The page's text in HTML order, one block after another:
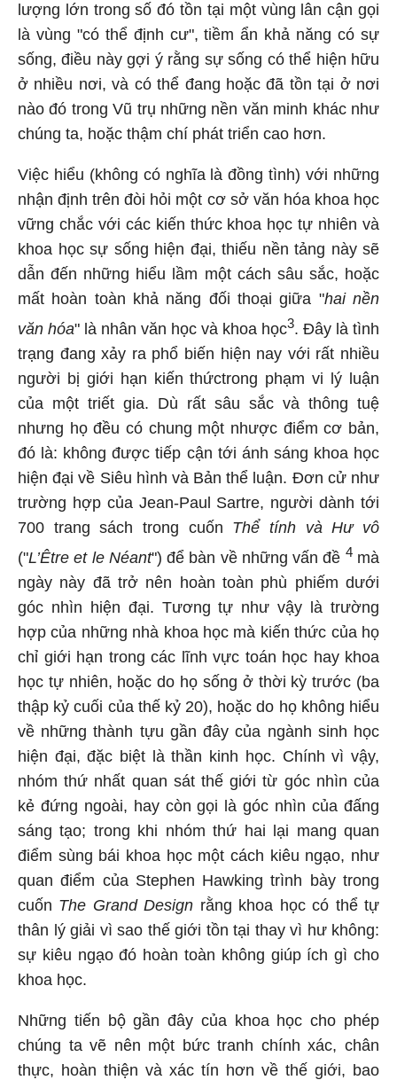
lượng lớn trong số đó tồn tại một vùng lân cận gọi
là vùng "có thể định cư", tiềm ẩn khả năng có sự
sống, điều này gợi ý rằng sự sống có thể hiện hữu
ở nhiều nơi, và có thể đang hoặc đã tồn tại ở nơi
nào đó trong Vũ trụ những nền văn minh khác như
chúng ta, hoặc thậm chí phát triển cao hơn.
Việc hiểu (không có nghĩa là đồng tình) với những
nhận định trên đòi hỏi một cơ sở văn hóa khoa học
vững chắc với các kiến thức khoa học tự nhiên và
khoa học sự sống hiện đại, thiếu nền tảng này sẽ
dẫn đến những hiểu lầm một cách sâu sắc, hoặc
mất hoàn toàn khả năng đối thoại giữa "hai nền
văn hóa" là nhân văn học và khoa học3. Đây là tình
trạng đang xảy ra phổ biến hiện nay với rất nhiều
người bị giới hạn kiến thứctrong phạm vi lý luận
của một triết gia. Dù rất sâu sắc và thông tuệ
nhưng họ đều có chung một nhược điểm cơ bản,
đó là: không được tiếp cận tới ánh sáng khoa học
hiện đại về Siêu hình và Bản thể luận. Đơn cử như
trường hợp của Jean-Paul Sartre, người dành tới
700 trang sách trong cuốn Thể tính và Hư vô
("L’Être et le Néant") để bàn về những vấn đề 4mà
ngày này đã trở nên hoàn toàn phù phiếm dưới
góc nhìn hiện đại. Tương tự như vậy là trường
hợp của những nhà khoa học mà kiến thức của họ
chỉ giới hạn trong các lĩnh vực toán học hay khoa
học tự nhiên, hoặc do họ sống ở thời kỳ trước (ba
thập kỷ cuối của thế kỷ 20), hoặc do họ không hiểu
về những thành tựu gần đây của ngành sinh học
hiện đại, đặc biệt là thần kinh học. Chính vì vậy,
nhóm thứ nhất quan sát thế giới từ góc nhìn của
kẻ đứng ngoài, hay còn gọi là góc nhìn của đấng
sáng tạo; trong khi nhóm thứ hai lại mang quan
điểm sùng bái khoa học một cách kiêu ngạo, như
quan điểm của Stephen Hawking trình bày trong
cuốn The Grand Design rằng khoa học có thể tự
thân lý giải vì sao thế giới tồn tại thay vì hư không:
sự kiêu ngạo đó hoàn toàn không giúp ích gì cho
khoa học.
Những tiến bộ gần đây của khoa học cho phép
chúng ta vẽ nên một bức tranh chính xác, chân
thực, hoàn thiện và xác tín hơn về thế giới, bao